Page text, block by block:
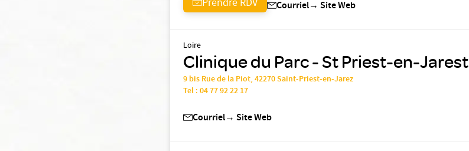
Prendre RDV Courriel→ Site Web
Loire
Clinique du Parc - St Priest-en-Jarest
9 bis Rue de la Piot, 42270 Saint-Priest-en-Jarez
Tel :04 77 92 22 17
Courriel→ Site Web